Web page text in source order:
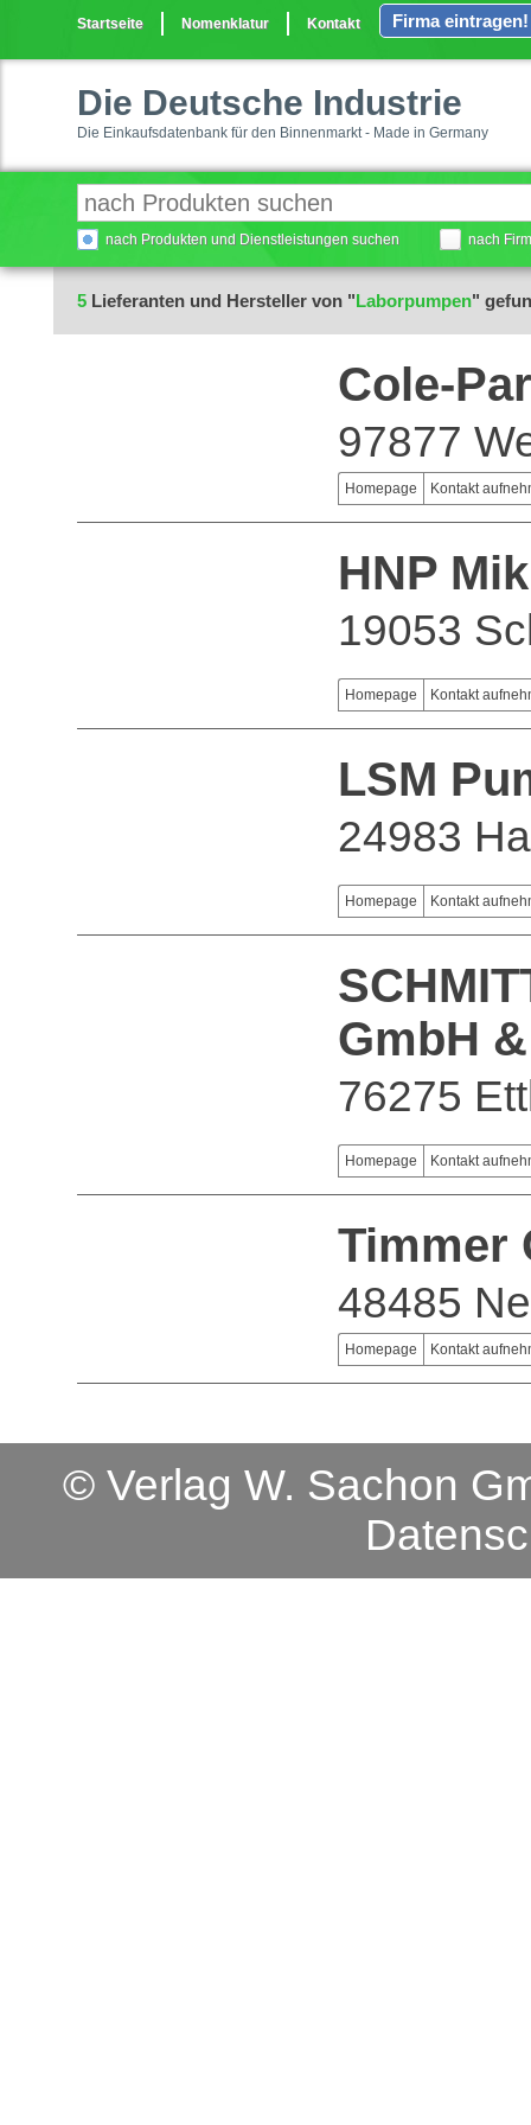
Startseite Nomenklatur Kontakt Firma eintragen!
Die Deutsche Industrie
Die Einkaufsdatenbank für den Binnenmarkt - Made in Germany
nach Produkten und Dienstleistungen suchen nach
5 Lieferanten und Hersteller von "Laborpumpen"
Cole-
97877
Homepage Kontakt
HNP
19053
Homepage Kontakt
LSM
24983
Homepage Kontakt
GmbH
76275
Homepage Kontakt
Timmer
48485
Homepage Kontakt
© Verlag W. Sachon